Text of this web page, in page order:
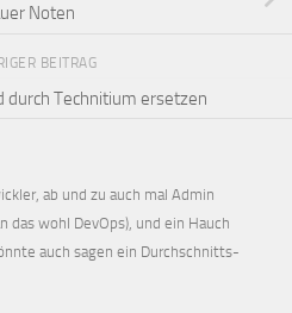
Noten
BEITRAG
durch Technitium ersetzen
ab und zu auch mal Admin
das wohl DevOps), und ein Hauch
auch sagen ein Durchschnitts-